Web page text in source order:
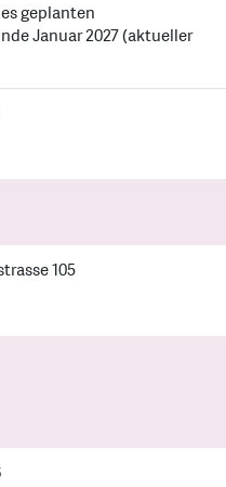
geplanten
Januar 2027 (aktueller
105